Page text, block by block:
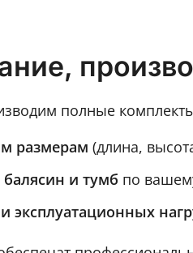
полные
размерам (длина,
и тумб по
эксплуатационных